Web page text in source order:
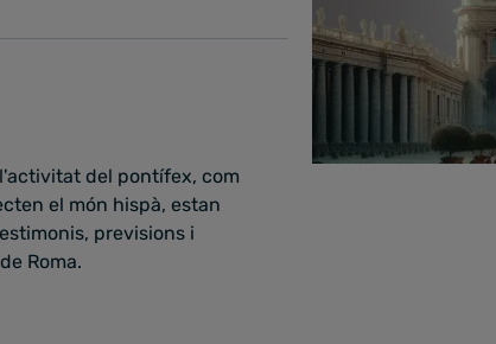
del pontífex, com
el món hispà, estan
previsions i
Roma.